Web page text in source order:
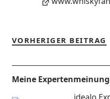
VORHERIGER BEITRAG
Meine